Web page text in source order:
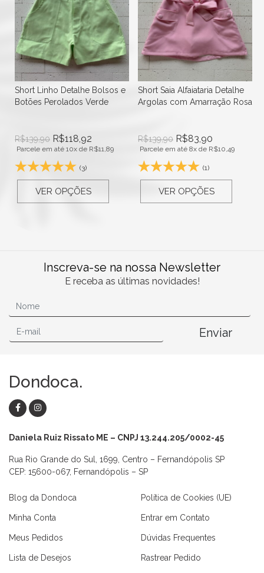
Short Linho Detalhe Bolsos e
Botões Perolados Verde
R$139,90 R$118,92
Parcele em até 10x de R$11,89
(3)
VER OPÇÕES
Short Saia Alfaiataria Detalhe
Argolas com Amarração Rosa
R$139,90 R$83,90
Parcele em até 8x de R$10,49
(1)
VER OPÇÕES
Inscreva-se na nossa Newsletter
E receba as últimas novidades!
Enviar
Dondoca.
Daniela Ruiz Rissato ME – CNPJ 13.244.205/0002-45
Rua Rio Grande do Sul, 1699, Centro – Fernandópolis SP
CEP: 15600-067, Fernandópolis – SP
Blog da Dondoca
Minha Conta
Meus Pedidos
Lista de Desejos
Política de Cookies (UE)
Entrar em Contato
Dúvidas Frequentes
Rastrear Pedido